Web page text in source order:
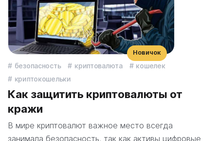
безопасность криптовалюта
кошелек
криптокошельки
Как защитить криптовалюты от
кражи
В мире криптовалют важное место всегда
занимала безопасность, так как активы цифровые
Новичок